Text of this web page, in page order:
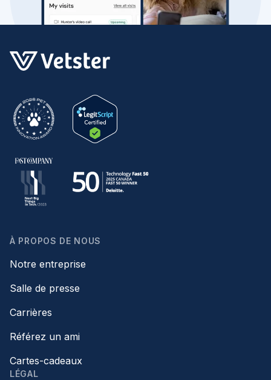
À PROPOS DE NOUS
Notre entreprise
Salle de presse
Carrières
Référez un ami
Cartes-cadeaux
LÉGAL